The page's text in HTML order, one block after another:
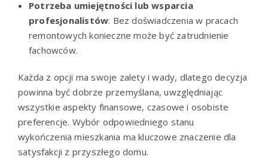
Potrzeba umiejętności lub wsparcia
profesjonalistów: Bez doświadczenia w pracach
remontowych konieczne może być zatrudnienie
fachowców.
Każda z opcji ma swoje zalety i wady, dlatego decyzja
powinna być dobrze przemyślana, uwzględniając
wszystkie aspekty finansowe, czasowe i osobiste
preferencje. Wybór odpowiedniego stanu
wykończenia mieszkania ma kluczowe znaczenie dla
satysfakcji z przyszłego domu.